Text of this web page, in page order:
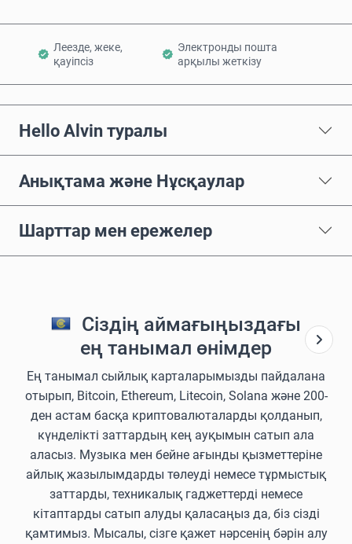
Леезде, жеке,
қауіпсіз
Электронды пошта
арқылы жеткізу
Hello Alvin туралы
Анықтама және Нұсқаулар
Шарттар мен ережелер
Сіздің аймағыңыздағы
ең танымал өнімдер
Ең танымал сыйлық карталарымызды пайдалана
отырып, Bitcoin, Ethereum, Litecoin, Solana және 200-
ден астам басқа криптовалюталарды қолданып,
күнделікті заттардың кең ауқымын сатып ала
аласыз. Музыка мен бейне ағынды қызметтеріне
айлық жазылымдарды төлеуді немесе тұрмыстық
заттарды, техникалық гаджеттерді немесе
кітаптарды сатып алуды қаласаңыз да, біз сізді
қамтимыз. Мысалы, сізге қажет нәрсенің бәрін алу